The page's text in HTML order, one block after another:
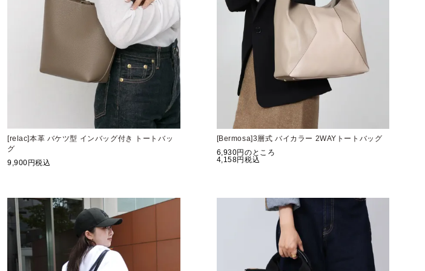
[relac]本革 バケツ型 インバッグ付き トートバッ
グ
9,900 税込
[Bermosa]3層式 バイカラー 2WAYトートバッグ
6,930
のところ
4,158
税込